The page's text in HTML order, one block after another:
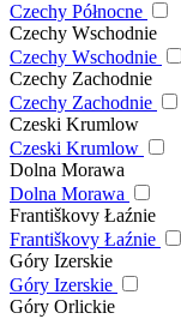
Czechy Północne
Czechy Wschodnie
Czechy Wschodnie
Czechy Zachodnie
Czechy Zachodnie
Czeski Krumlow
Czeski Krumlow
Dolna Morawa
Dolna Morawa
Františkovy Łaźnie
Františkovy Łaźnie
Góry Izerskie
Góry Izerskie
Góry Orlickie